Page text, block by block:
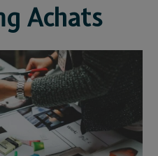
Achats